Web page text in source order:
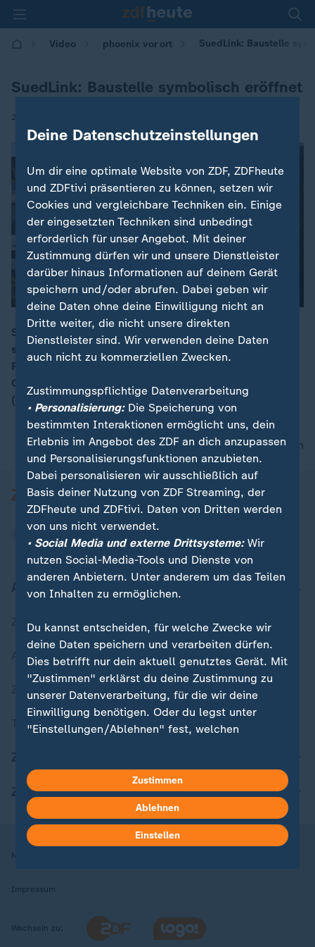
Video phoenix vor ort SuedLink: Baustelle
SuedLink: Baustelle symbolisch eröffnet
25.07.2025 | 13:28
Stromtrasse "SuedLink": Statements bei der
symbolischen Eröffnung der Baustelle von Katherina
Reiche (Bundesministerin für Wirtschaft und Energie,
CDU) und Bayerns Ministerpräsident Markus Söder
(CSU)
nach oben
Aktuell bei ZDFheute
Zuletzt veröffentlicht
Aktuelle Sendungs-Videos
ZDFheute Stories
Themen im Überblick
ZDFheute Apps
Nutzungsbedingungen
Impressum
Wechseln zu:
Deine Datenschutzeinstellungen
Um dir eine optimale Website von ZDF, ZDFheute
und ZDFtivi präsentieren zu können, setzen wir
Cookies und vergleichbare Techniken ein. Einige
der eingesetzten Techniken sind unbedingt
erforderlich für unser Angebot. Mit deiner
Zustimmung dürfen wir und unsere Dienstleister
darüber hinaus Informationen auf deinem Gerät
speichern und/oder abrufen. Dabei geben wir
deine Daten ohne deine Einwilligung nicht an
Dritte weiter, die nicht unsere direkten
Dienstleister sind. Wir verwenden deine Daten
auch nicht zu kommerziellen Zwecken.
Zustimmungspflichtige Datenverarbeitung
• Personalisierung:Die Speicherung von
bestimmten Interaktionen ermöglicht uns, dein
Erlebnis im Angebot des ZDF an dich anzupassen
und Personalisierungsfunktionen anzubieten.
Dabei personalisieren wir ausschließlich auf
Basis deiner Nutzung von ZDF Streaming, der
ZDFheute und ZDFtivi. Daten von Dritten werden
von uns nicht verwendet.
• Social Media und externe Drittsysteme:Wir
nutzen Social-Media-Tools und Dienste von
anderen Anbietern. Unter anderem um das Teilen
von Inhalten zu ermöglichen.
Du kannst entscheiden, für welche Zwecke wir
deine Daten speichern und verarbeiten dürfen.
Dies betrifft nur dein aktuell genutztes Gerät. Mit
"Zustimmen" erklärst du deine Zustimmung zu
unserer Datenverarbeitung, für die wir deine
Einwilligung benötigen. Oder du legst unter
"Einstellungen/Ablehnen" fest, welchen
kannst du jederzeit mit Wirkung für die Zukunft
in deinen Einstellungen widerrufen oder ändern.
Hier findest du das Impressum.
Weitere Informationen findest du in unserer
Zustimmen
Ablehnen
Einstellen